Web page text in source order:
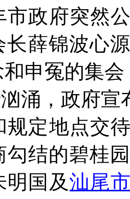
市政府突然
长薛锦波心
和申冤的集
涌，政府宣
规定地点交
勾结的碧桂
明国及汕尾